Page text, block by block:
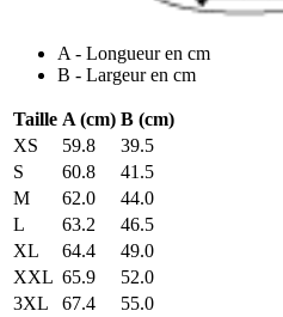
A - Longueur en cm
B - Largeur en cm
Taille A (cm) B (cm)
XS
59.8
39.5
S
60.8
41.5
M
62.0
44.0
L
63.2
46.5
XL
64.4
49.0
XXL 65.9
52.0
3XL
67.4
55.0